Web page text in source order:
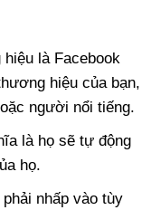
là Facebook
hiệu của bạn,
người nổi tiếng.
là họ sẽ tự động
họ.
nhấp vào tùy